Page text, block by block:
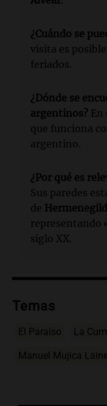
¿Cuándo se
visita es
feriados.
¿Dónde se
argentinos? En
que funciona
argentino.
¿Por qué es
Sus paredes
de
representando
siglo XX.
Temas
El Paraíso La
Manuel Mujica